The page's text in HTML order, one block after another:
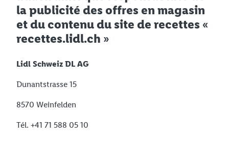
la publicité des offres en magasin
et du contenu du site de recettes «
recettes.lidl.ch »
Lidl Schweiz DL AG
Dunantstrasse 15
8570 Weinfelden
Tél. +41 71 588 05 10